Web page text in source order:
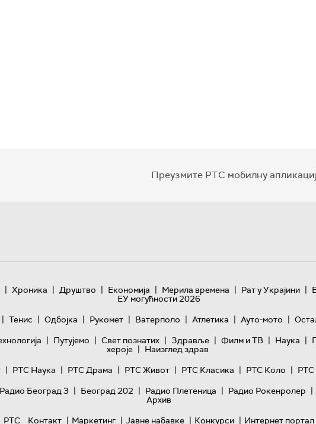
Преузмите РТС мобилну
| Хроника | Друштво | Економија | Мерила времена | Рат у Украјини |
ЕУ могућности 2026
| Тенис | Одбојка | Рукомет | Ватерполо | Атлетика | Ауто-мото |
| Путујемо | Свет познатих | Здравље | Филм и ТВ | Наука |
хероје | Наизглед здрав
| РТС Наука | РТС Драма | РТС Живот | РТС Класика | РТС Коло | РТС
Радио Београд 3 | Београд 202 | Радио Плетеница | Радио Рокенролер |
Архив
РТС
Контакт | Маркетинг | Јавне набавке | Конкурси | Интернет портал